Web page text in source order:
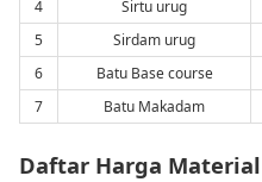
4
Sirtu urug
5
Sirdam urug
6
Batu Base course
7
Batu Makadam
Daftar Harga